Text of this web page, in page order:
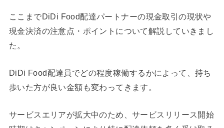
ここまでDiDi Food配達パートナーの現金取引の現状や
現金決済の注意点・ポイントについて解説していきまし
た。
DiDi Food配達員でどの程度稼働するかによって、持ち
歩いた方が良い金額も変わってきます。
サービスエリアが拡大中のため、サービスリリース開始